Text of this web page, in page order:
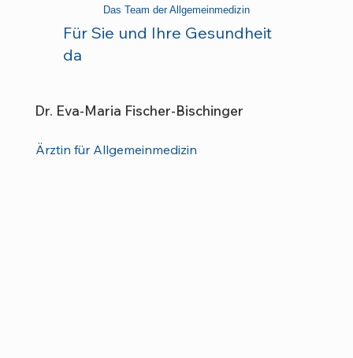
Das Team der Allgemeinmedizin
Für Sie und Ihre Gesundheit
da
Dr. Eva-Maria Fischer-Bischinger
Ärztin für Allgemeinmedizin